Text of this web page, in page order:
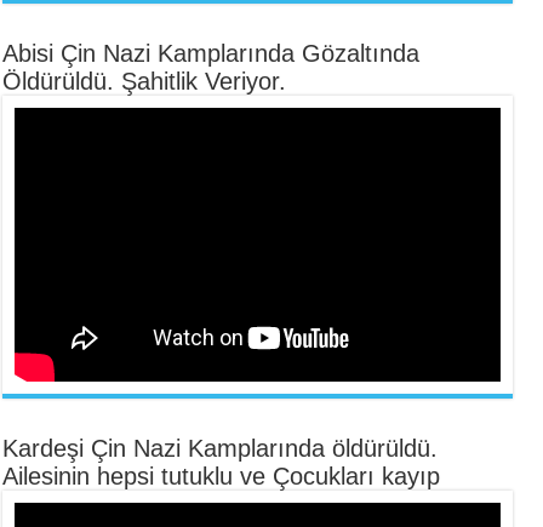
Abisi Çin Nazi Kamplarında Gözaltında
Öldürüldü. Şahitlik Veriyor.
Kardeşi Çin Nazi Kamplarında öldürüldü.
Ailesinin hepsi tutuklu ve Çocukları kayıp